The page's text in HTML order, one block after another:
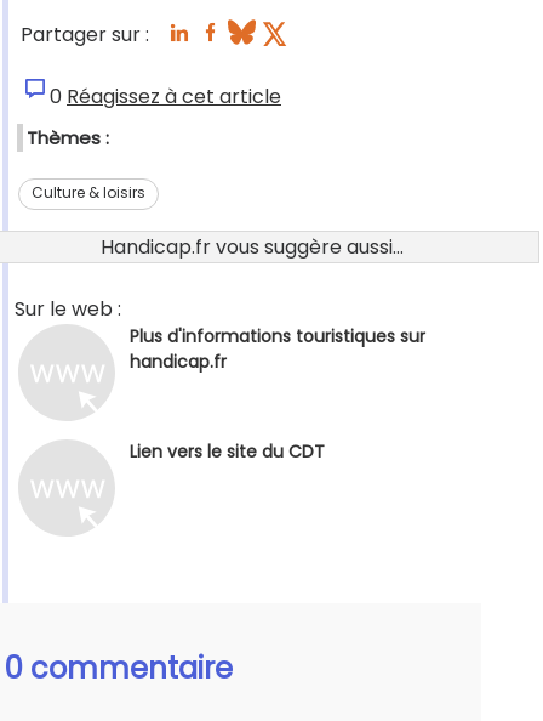
Partager sur :
0 Réagissez à cet article
Thèmes :
Culture & loisirs
Handicap.fr vous suggère aussi...
Sur le web :
Plus d'informations touristiques sur
handicap.fr
Lien vers le site du CDT
0 commentaire